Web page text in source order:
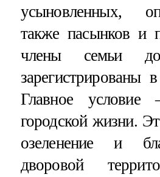
усыновленных,
также пасынков и
члены семьи
зарегистрированы
Главное
городской жизни.
озеленение и
дворовой